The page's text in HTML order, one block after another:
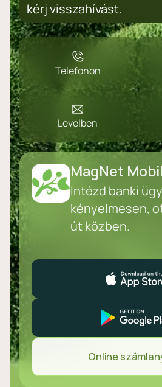
kérj visszahívást.
Telefonon
Levélben
MagNet
Intézd banki
kényelmesen,
út közben.
Online